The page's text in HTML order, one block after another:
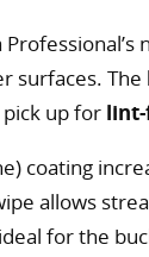
surfaces. The
up for
coating
allows
for the